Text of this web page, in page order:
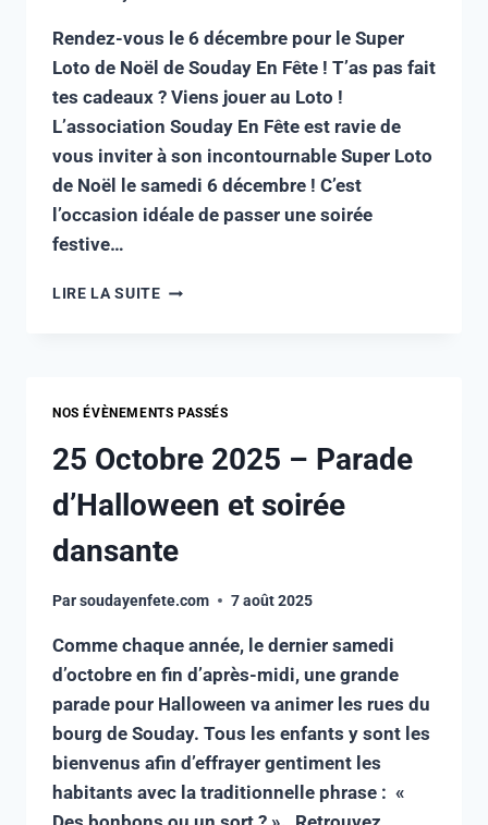
Rendez-vous le 6 décembre pour le Super
Loto de Noël de Souday En Fête ! T’as pas fait
tes cadeaux ? Viens jouer au Loto !
L’association Souday En Fête est ravie de
vous inviter à son incontournable Super Loto
de Noël le samedi 6 décembre ! C’est
l’occasion idéale de passer une soirée
festive…
LIRE LA SUITE
NOS ÉVÈNEMENTS PASSÉS
25 Octobre 2025 – Parade
d’Halloween et soirée
dansante
Parsoudayenfete.com 7 août 2025
Comme chaque année, le dernier samedi
d’octobre en fin d’après-midi, une grande
parade pour Halloween va animer les rues du
bourg de Souday. Tous les enfants y sont les
bienvenus afin d’effrayer gentiment les
habitants avec la traditionnelle phrase : «